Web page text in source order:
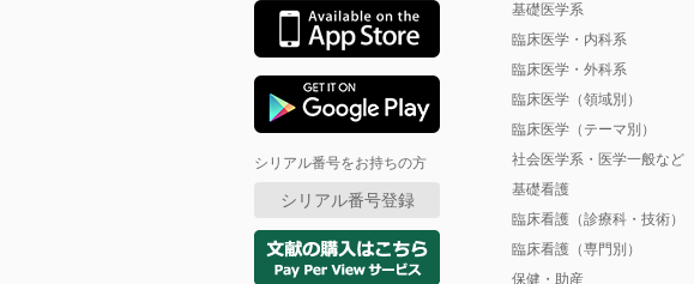
シリアル番号をお持ちの方
シリアル番号登録
基礎医学系
臨床医学・内科系
臨床医学・外科系
臨床医学（領域別）
臨床医学（テーマ別）
社会医学系・医学一般など
基礎看護
臨床看護（診療科・技術）
臨床看護（専門別）
保健・助産